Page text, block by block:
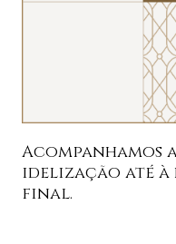
Acompanhamos
idelização até
final.